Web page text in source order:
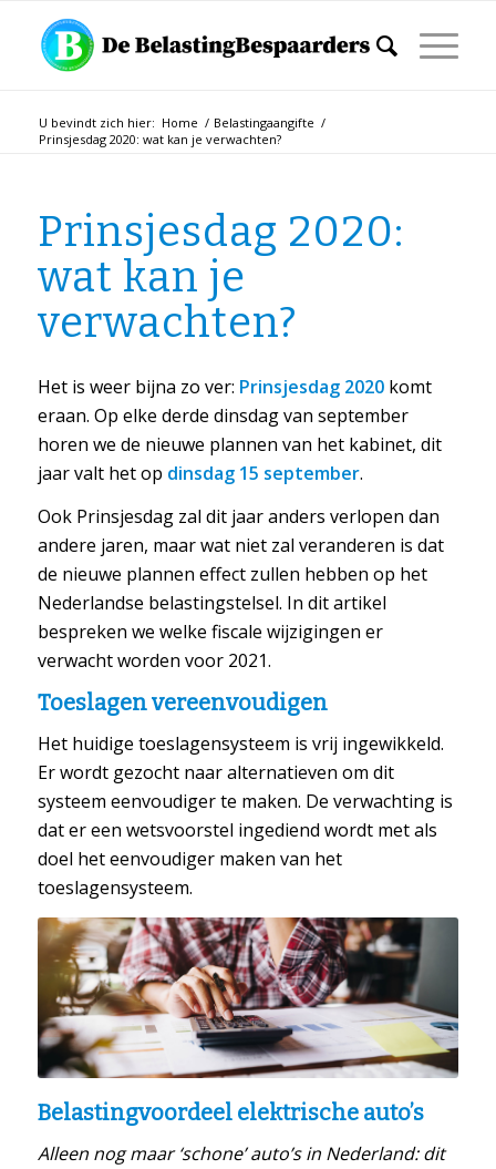
U bevindt zich hier: Home / Belastingaangifte /
Prinsjesdag 2020: wat kan je verwachten?
Prinsjesdag 2020:
wat kan je
verwachten?
Het is weer bijna zo ver: Prinsjesdag 2020komt
eraan. Op elke derde dinsdag van september
horen we de nieuwe plannen van het kabinet, dit
jaar valt het op dinsdag 15 september.
Ook Prinsjesdag zal dit jaar anders verlopen dan
andere jaren, maar wat niet zal veranderen is dat
de nieuwe plannen effect zullen hebben op het
Nederlandse belastingstelsel. In dit artikel
bespreken we welke fiscale wijzigingen er
verwacht worden voor 2021.
Toeslagen vereenvoudigen
Het huidige toeslagensysteem is vrij ingewikkeld.
Er wordt gezocht naar alternatieven om dit
systeem eenvoudiger te maken. De verwachting is
dat er een wetsvoorstel ingediend wordt met als
doel het eenvoudiger maken van het
toeslagensysteem.
Belastingvoordeel elektrische auto’s
Alleen nog maar ‘schone’ auto’s in Nederland: dit